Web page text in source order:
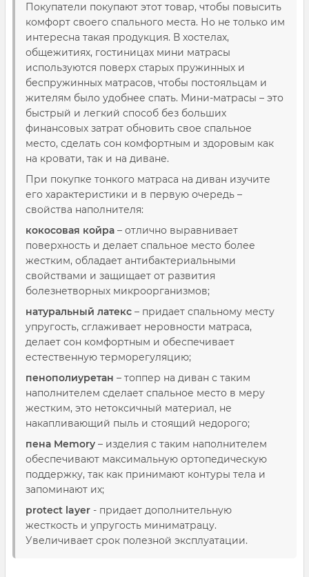
Покупатели покупают этот товар, чтобы повысить
комфорт своего спального места. Но не только им
интересна такая продукция. В хостелах,
общежитиях, гостиницах мини матрасы
используются поверх старых пружинных и
беспружинных матрасов, чтобы постояльцам и
жителям было удобнее спать. Мини-матрасы – это
быстрый и легкий способ без больших
финансовых затрат обновить свое спальное
место, сделать сон комфортным и здоровым как
на кровати, так и на диване.
При покупке тонкого матраса на диван изучите
его характеристики и в первую очередь –
свойства наполнителя:
кокосовая койра – отлично выравнивает
поверхность и делает спальное место более
жестким, обладает антибактериальными
свойствами и защищает от развития
болезнетворных микроорганизмов;
натуральный латекс – придает спальному месту
упругость, сглаживает неровности матраса,
делает сон комфортным и обеспечивает
естественную терморегуляцию;
пенополиуретан – топпер на диван с таким
наполнителем сделает спальное место в меру
жестким, это нетоксичный материал, не
накапливающий пыль и стоящий недорого;
пена Memory – изделия с таким наполнителем
обеспечивают максимальную ортопедическую
поддержку, так как принимают контуры тела и
запоминают их;
protect layer - придает дополнительную
жесткость и упругость миниматрацу.
Увеличивает срок полезной эксплуатации.